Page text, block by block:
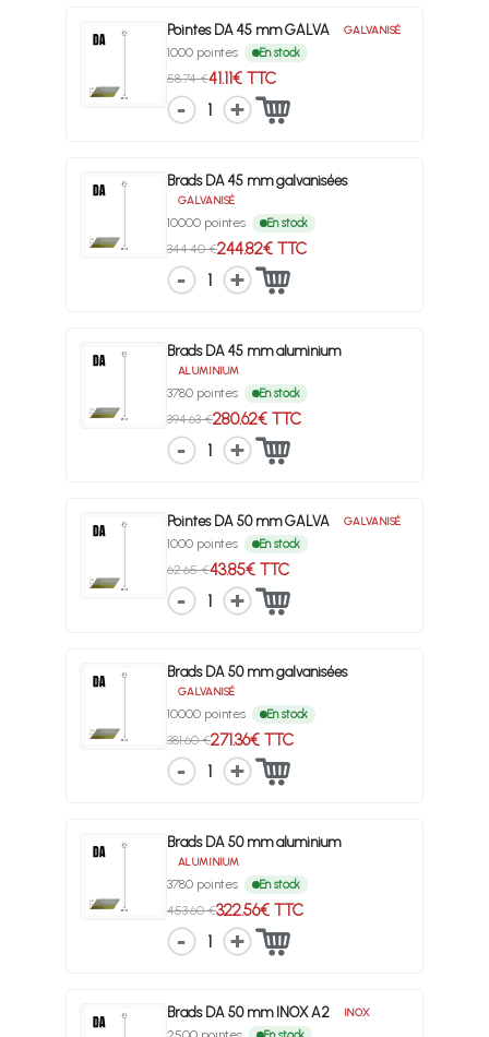
Pointes DA 45 mm GALVA GALVANISÉ
1000 pointes En stock
58.74 €41.11€ TTC
1
Brads DA 45 mm galvanisées
GALVANISÉ
10000 pointes En stock
344.40 €244.82€ TTC
1
Brads DA 45 mm aluminium
ALUMINIUM
3780 pointes En stock
394.63 €280.62€ TTC
1
Pointes DA 50 mm GALVA GALVANISÉ
1000 pointes En stock
62.65 €43.85€ TTC
1
Brads DA 50 mm galvanisées
GALVANISÉ
10000 pointes En stock
381.60 €271.36€ TTC
1
Brads DA 50 mm aluminium
ALUMINIUM
3780 pointes En stock
453.60 €322.56€ TTC
1
Brads DA 50 mm INOX A2 INOX